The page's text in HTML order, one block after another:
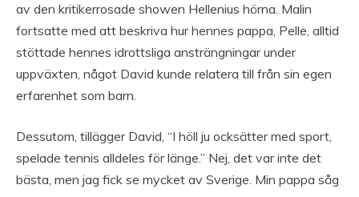
av den kritikerrosade showen Hellenius hörna. Malin
fortsatte med att beskriva hur hennes pappa, Pelle, alltid
stöttade hennes idrottsliga ansträngningar under
uppväxten, något David kunde relatera till från sin egen
erfarenhet som barn.
Dessutom, tillägger David, “I höll ju ocksätter med sport,
spelade tennis alldeles för länge.” Nej, det var inte det
bästa, men jag fick se mycket av Sverige. Min pappa såg